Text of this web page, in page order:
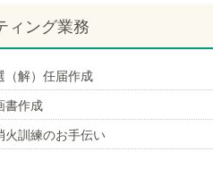
ィング業務
（解）任届作成
書作成
火訓練のお手伝い